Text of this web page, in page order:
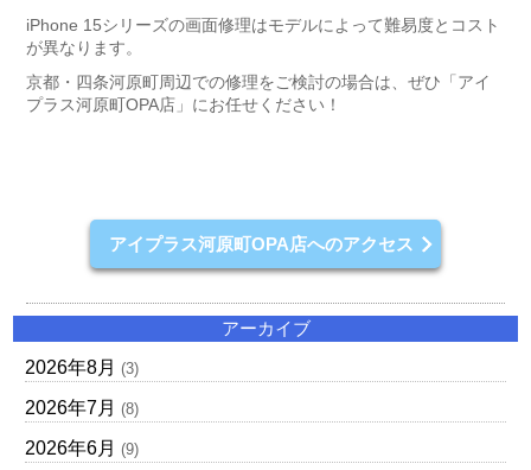
iPhone 15シリーズの画面修理はモデルによって難易度とコスト
が異なります。
京都・四条河原町周辺での修理をご検討の場合は、ぜひ「アイ
プラス河原町OPA店」にお任せください！
アイプラス河原町OPA店へのアクセス
アーカイブ
2026年8月 (3)
2026年7月 (8)
2026年6月 (9)